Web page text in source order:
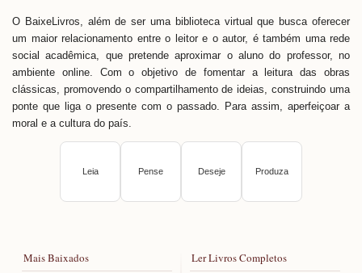
O BaixeLivros, além de ser uma biblioteca virtual que busca oferecer
um maior relacionamento entre o leitor e o autor, é também uma rede
social acadêmica, que pretende aproximar o aluno do professor, no
ambiente online. Com o objetivo de fomentar a leitura das obras
clássicas, promovendo o compartilhamento de ideias, construindo uma
ponte que liga o presente com o passado. Para assim, aperfeiçoar a
moral e a cultura do país.
Leia Pense Deseje Produza
Mais Baixados Ler Livros Completos